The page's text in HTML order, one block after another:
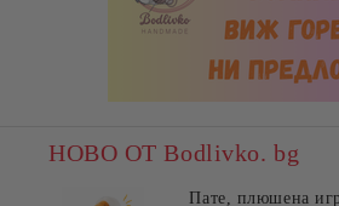
НОВО ОТ Bodlivko. bg
Пате, плюшена